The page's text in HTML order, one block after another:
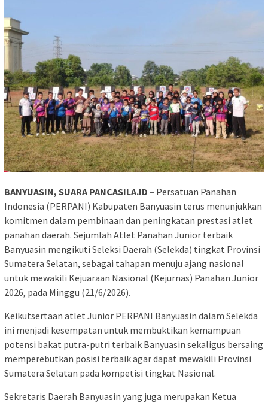
BANYUASIN, SUARA PANCASILA.ID – Persatuan Panahan
Indonesia (PERPANI) Kabupaten Banyuasin terus menunjukkan
komitmen dalam pembinaan dan peningkatan prestasi atlet
panahan daerah. Sejumlah Atlet Panahan Junior terbaik
Banyuasin mengikuti Seleksi Daerah (Selekda) tingkat Provinsi
Sumatera Selatan, sebagai tahapan menuju ajang nasional
untuk mewakili Kejuaraan Nasional (Kejurnas) Panahan Junior
2026, pada Minggu (21/6/2026).
‎Keikutsertaan atlet Junior PERPANI Banyuasin dalam Selekda
ini menjadi kesempatan untuk membuktikan kemampuan
potensi bakat putra-putri terbaik Banyuasin sekaligus bersaing
memperebutkan posisi terbaik agar dapat mewakili Provinsi
Sumatera Selatan pada kompetisi tingkat Nasional.
‎Sekretaris Daerah Banyuasin yang juga merupakan Ketua